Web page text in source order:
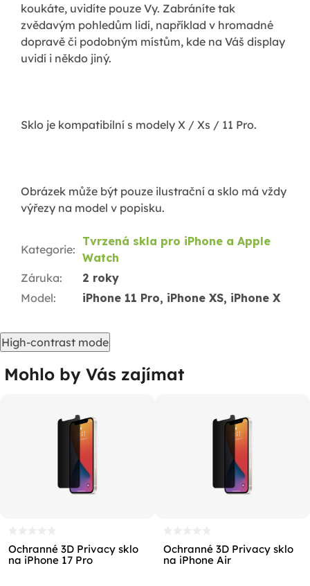
koukáte, uvidíte pouze Vy. Zabráníte tak
zvědavým pohledům lidí, například v hromadné
dopravě či podobným místům, kde na Váš display
uvidí i někdo jiný.
Sklo je kompatibilní s modely X / Xs / 11 Pro.
Obrázek může být pouze ilustrační a sklo má vždy
výřezy na model v popisku.
Kategorie:
Tvrzená skla pro iPhone a Apple
Watch
Záruka:
2 roky
Model: iPhone 11 Pro, iPhone XS, iPhone X
High-contrast mode
Mohlo by Vás zajímat
Ochranné 3D Privacy sklo
na iPhone 17 Pro
Ochranné 3D Privacy sklo
na iPhone Air